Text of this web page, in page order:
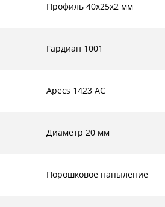
Профиль 40х25х2 мм
Гардиан 1001
Apecs 1423 AC
Диаметр 20 мм
Порошковое напыление